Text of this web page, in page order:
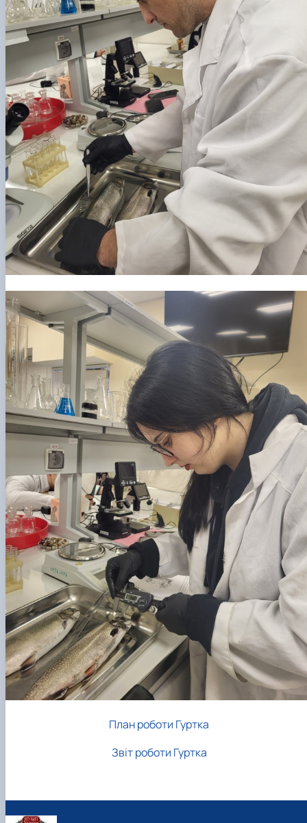
План роботи Гуртка
Звіт роботи Гуртка